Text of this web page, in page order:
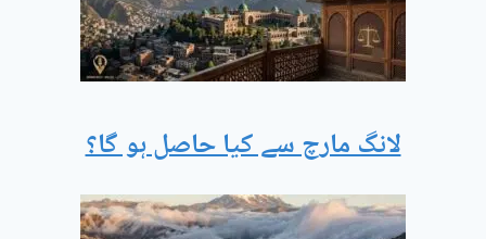
لانگ مارچ سے کیا حاصل ہو گا؟